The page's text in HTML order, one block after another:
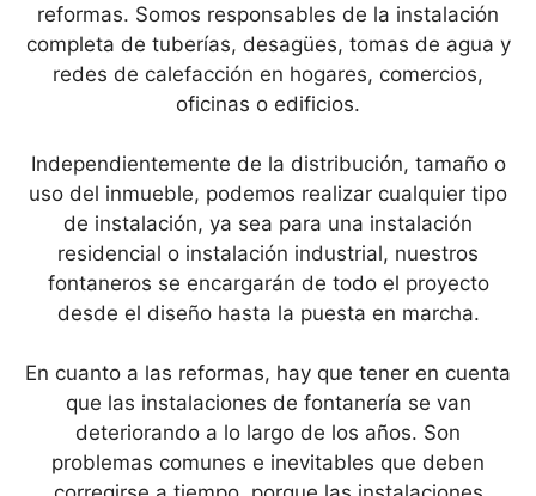
reformas. Somos responsables de la instalación
completa de tuberías, desagües, tomas de agua y
redes de calefacción en hogares, comercios,
oficinas o edificios.
Independientemente de la distribución, tamaño o
uso del inmueble, podemos realizar cualquier tipo
de instalación, ya sea para una instalación
residencial o instalación industrial, nuestros
fontaneros se encargarán de todo el proyecto
desde el diseño hasta la puesta en marcha.
En cuanto a las reformas, hay que tener en cuenta
que las instalaciones de fontanería se van
deteriorando a lo largo de los años. Son
problemas comunes e inevitables que deben